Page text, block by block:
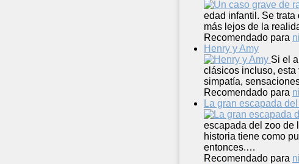
edad infantil. Se
más lejos de la
Recomendado para
Henry y Amy
Si el
clásicos incluso, esta
simpatía,
Recomendado para
La gran escapada
escapada del zoo de
historia tiene como
entonces.…
Recomendado para